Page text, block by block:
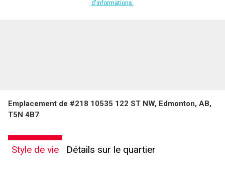
d'informations.
Emplacement de #218 10535 122 ST NW, Edmonton, AB,
T5N 4B7
Style de vie Détails sur le quartier